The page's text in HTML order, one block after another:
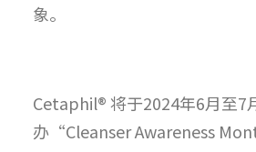
象。
Cetaphil® 将于2024年6月至7
办“Cleanser Awareness